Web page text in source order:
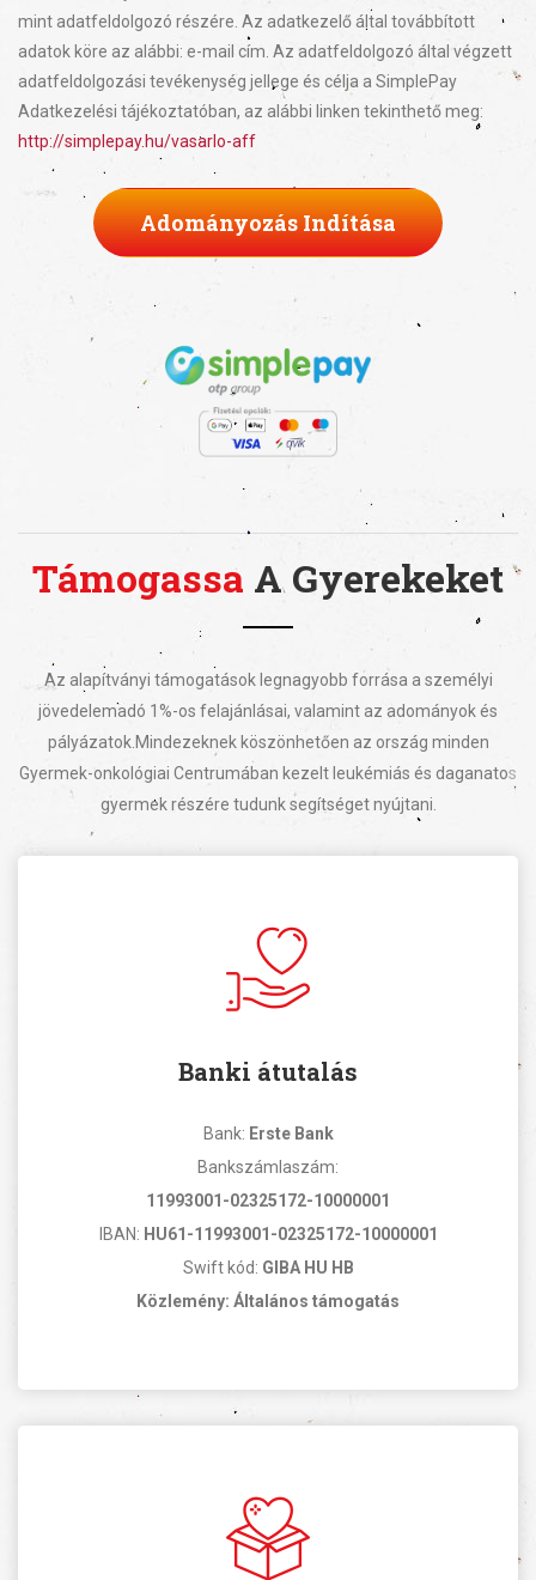
mint adatfeldolgozó részére. Az adatkezelő által továbbított
adatok köre az alábbi: e-mail cím. Az adatfeldolgozó által végzett
adatfeldolgozási tevékenység jellege és célja a SimplePay
Adatkezelési tájékoztatóban, az alábbi linken tekinthető meg:
http://simplepay.hu/vasarlo-aff
Adományozás Indítása
Támogassa A Gyerekeket
Az alapítványi támogatások legnagyobb forrása a személyi
jövedelemadó 1%-os felajánlásai, valamint az adományok és
pályázatok. Mindezeknek köszönhetően az ország minden
Gyermek-onkológiai Centrumában kezelt leukémiás és daganatos
gyermek részére tudunk segítséget nyújtani.
Banki átutalás
Bank: Erste Bank
Bankszámlaszám:
11993001-02325172-10000001
IBAN: HU61-11993001-02325172-10000001
Swift kód: GIBA HU HB
Közlemény: Általános támogatás